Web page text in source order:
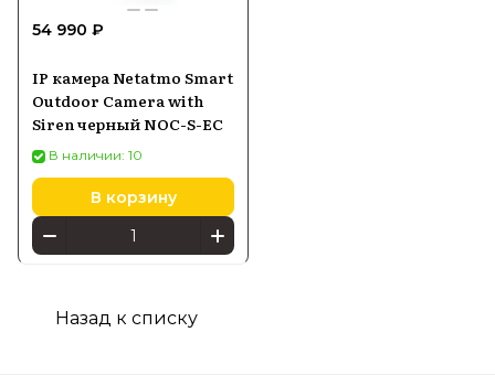
54 990 ₽
IP камера Netatmo Smart
Outdoor Camera with
Siren черный NOC-S-EC
В наличии: 10
В корзину
Назад к списку